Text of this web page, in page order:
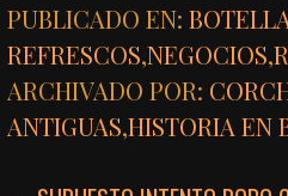
PUBLICADO EN:
REFRESCOS,NEGOCIOS,
ARCHIVADO POR:
ANTIGUAS,HISTORIA EN